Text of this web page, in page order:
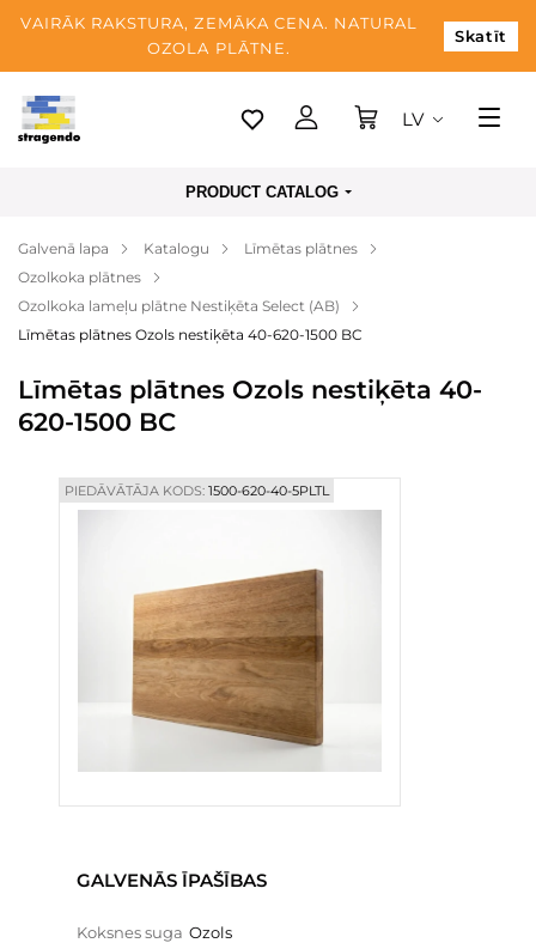
VAIRĀK RAKSTURA, ZEMĀKA CENA. NATURAL
OZOLA PLĀTNE.
Skatīt
Tallina
Apmaksa
Par mums
Blogs
Kontaktinformācija
LV
PRODUCT CATALOG
Galvenā lapa Katalogu
Līmētas plātnes
Ozolkoka plātnes
Ozolkoka lameļu plātne Nestiķēta Select (AB)
Līmētas plātnes Ozols nestiķēta 40-620-1500 BC
Līmētas plātnes Ozols nestiķēta 40-
620-1500 BC
PIEDĀVĀTĀJA KODS:1500-620-40-5PLTL
GALVENĀS ĪPAŠĪBAS
Koksnes suga Ozols